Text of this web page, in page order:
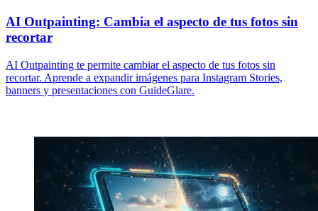
AI Outpainting: Cambia el aspecto de tus fotos sin
recortar
AI Outpainting te permite cambiar el aspecto de tus fotos sin
recortar. Aprende a expandir imágenes para Instagram Stories,
banners y presentaciones con GuideGlare.